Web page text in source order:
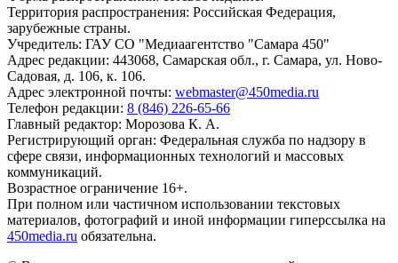
Территория распространения: Российская Федерация,
зарубежные страны.
Учредитель: ГАУ СО "Медиаагентство "Самара 450"
Адрес редакции: 443068, Самарская обл., г. Самара, ул. Ново-
Садовая, д. 106, к. 106.
Адрес электронной почты: webmaster@450media.ru
Телефон редакции: 8 (846) 226-65-66
Главный редактор: Морозова К. А.
Регистрирующий орган: Федеральная служба по надзору в
сфере связи, информационных технологий и массовых
коммуникаций.
Возрастное ограничение 16+.
При полном или частичном использовании текстовых
материалов, фотографий и иной информации гиперссылка на
450media.ru обязательна.